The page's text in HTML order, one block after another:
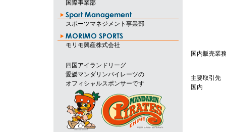
国際事業部
スポーツマネジメント事業部
モリモ興産株式会社
四国アイランドリーグ
愛媛マンダリンパイレーツの
オフィシャルスポンサーです
国内販売業
主要取引
国内